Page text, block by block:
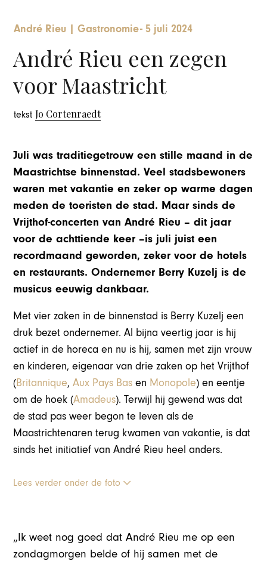
André Rieu Gastronomie- 5 juli 2024
André Rieu een zegen
voor Maastricht
tekstJo Cortenraedt
Juli was traditiegetrouw een stille maand in de
Maastrichtse binnenstad. Veel stadsbewoners
waren met vakantie en zeker op warme dagen
meden de toeristen de stad. Maar sinds de
Vrijthof-concerten van André Rieu – dit jaar
voor de achttiende keer –is juli juist een
recordmaand geworden, zeker voor de hotels
en restaurants. Ondernemer Berry Kuzelj is de
musicus eeuwig dankbaar.
Met vier zaken in de binnenstad is Berry Kuzelj een
druk bezet ondernemer. Al bijna veertig jaar is hij
actief in de horeca en nu is hij, samen met zijn vrouw
en kinderen, eigenaar van drie zaken op het Vrijthof
(Britannique,Aux Pays Bas en Monopole) en eentje
om de hoek (Amadeus). Terwijl hij gewend was dat
de stad pas weer begon te leven als de
Maastrichtenaren terug kwamen van vakantie, is dat
sinds het initiatief van André Rieu heel anders.
Lees verder onder de foto
„Ik weet nog goed dat André Rieu me op een
zondagmorgen belde of hij samen met de